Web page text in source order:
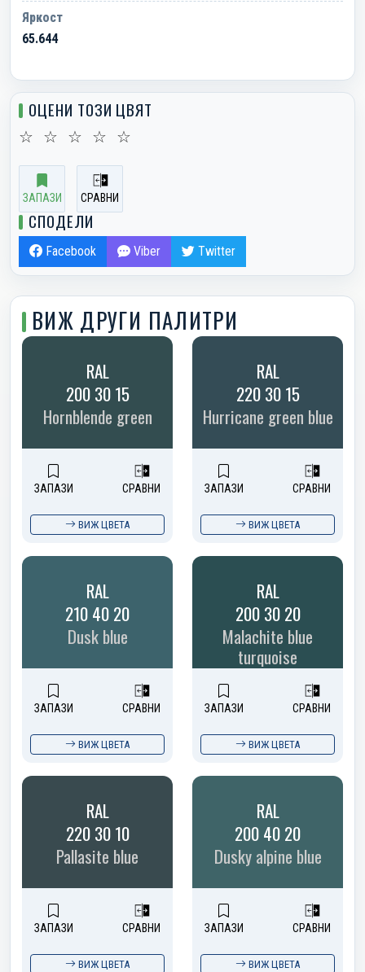
Яркост
65.644
ОЦЕНИ ТОЗИ ЦВЯТ
☆ ☆ ☆ ☆ ☆
ЗАПАЗИ СРАВНИ
СПОДЕЛИ
Facebook Viber Twitter
ВИЖ ДРУГИ ПАЛИТРИ
RAL
200 30 15
Hornblende green
ЗАПАЗИ СРАВНИ
ВИЖ ЦВЕТА
RAL
220 30 15
Hurricane green blue
ЗАПАЗИ СРАВНИ
ВИЖ ЦВЕТА
RAL
210 40 20
Dusk blue
ЗАПАЗИ СРАВНИ
ВИЖ ЦВЕТА
RAL
200 30 20
Malachite blue
turquoise
ЗАПАЗИ СРАВНИ
ВИЖ ЦВЕТА
RAL
220 30 10
Pallasite blue
ЗАПАЗИ СРАВНИ
ВИЖ ЦВЕТА
RAL
200 40 20
Dusky alpine blue
ЗАПАЗИ СРАВНИ
ВИЖ ЦВЕТА